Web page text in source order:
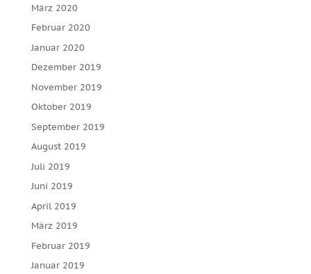
März 2020
Februar 2020
Januar 2020
Dezember 2019
November 2019
Oktober 2019
September 2019
August 2019
Juli 2019
Juni 2019
April 2019
März 2019
Februar 2019
Januar 2019